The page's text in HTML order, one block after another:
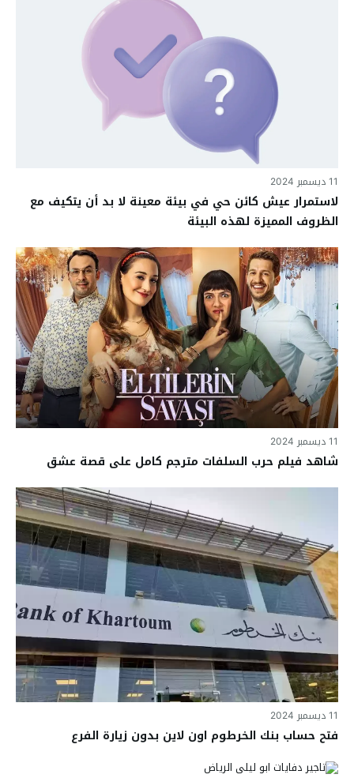
11 ديسمبر 2024
لاستمرار عيش كائن حي في بيئة معينة لا بد أن يتكيف مع
الظروف المميزة لهذه البيئة
11 ديسمبر 2024
شاهد فيلم حرب السلفات مترجم كامل على قصة عشق
11 ديسمبر 2024
فتح حساب بنك الخرطوم اون لاين بدون زيارة الفرع